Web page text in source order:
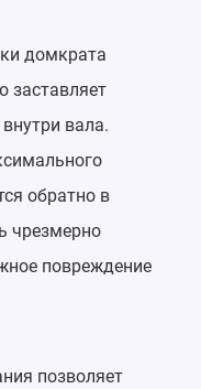
домкрата
заставляет
вала.
обратно в
чрезмерно
повреждение
позволяет